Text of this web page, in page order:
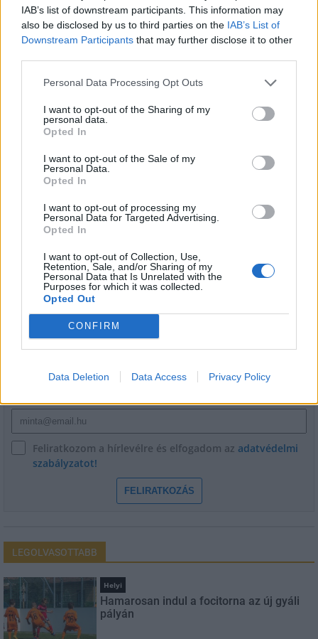
IAB’s list of downstream participants. This information may
also be disclosed by us to third parties on the IAB’s List of
Downstream Participants that may further disclose it to other
Personal Data Processing Opt Outs
I want to opt-out of the Sharing of my
personal data.
Opted In
I want to opt-out of the Sale of my
Personal Data.
Opted In
I want to opt-out of processing my
Personal Data for Targeted Advertising.
Opted In
I want to opt-out of Collection, Use,
Retention, Sale, and/or Sharing of my
Personal Data that Is Unrelated with the
Purposes for which it was collected.
Opted Out
CONFIRM
Data Deletion Data Access Privacy Policy
árnyékában?
Elkészült a Liszt Ferenc repülőtér
közműhálózatának fejlesztése
múlt Bicske vízellátása
HÍRLEVÉL
Név
E-mail cím
Feliratkozom a hírlevélre és elfogadom az adatvédelmi
szabályzatot!
FELIRATKOZÁS
LEGOLVASOTTABB
Helyi
Hamarosan indul a focitorna az új gyáli
pályán